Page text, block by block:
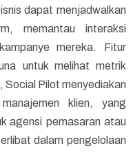
dapat menjadwalkan
memantau interaksi
mereka. Fitur
untuk melihat metrik
Social Pilot menyediakan
klien, yang
agensi pemasaran atau
dalam pengelolaan